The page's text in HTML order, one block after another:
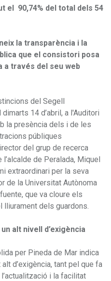
el 90,74% del total dels 54
la transparència i la
que el consistori posa
a través del seu web
del Segell
14 d’abril, a l'Auditori
la presència dels i de les
públiques
del grup de recerca
l’alcalde de Peralada, Miquel
extraordinari per la seva
de la Universitat Autònoma
que va cloure els
lliurament dels guardons.
alt nivell d’exigència
per Pineda de Mar indica
d’exigència, tant pel que fa
i la facilitat